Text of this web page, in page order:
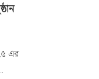
এর